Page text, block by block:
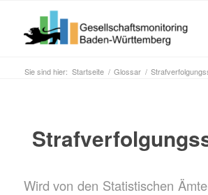
Sie sind hier: Startseite / Glossar /
Wird von den Statistischen